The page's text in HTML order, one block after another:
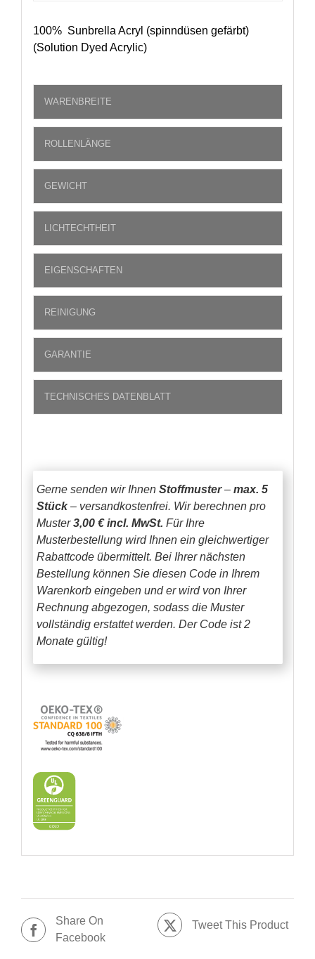
100% Sunbrella Acryl (spinndüsen gefärbt)
(Solution Dyed Acrylic)
WARENBREITE
ROLLENLÄNGE
GEWICHT
LICHTECHTHEIT
EIGENSCHAFTEN
REINIGUNG
GARANTIE
TECHNISCHES DATENBLATT
Gerne senden wir Ihnen Stoffmuster– max. 5
Stück– versandkostenfrei. Wir berechnen pro
Muster3,00 € incl. MwSt. Für Ihre
Musterbestellung wird Ihnen ein gleichwertiger
Rabattcode übermittelt. Bei Ihrer nächsten
Bestellung können Sie diesen Code in Ihrem
Warenkorb eingeben und er wird von Ihrer
Rechnung abgezogen, sodass die Muster
vollständig erstattet werden. Der Code ist 2
Monate gültig!
Share On
Facebook
Tweet This Product